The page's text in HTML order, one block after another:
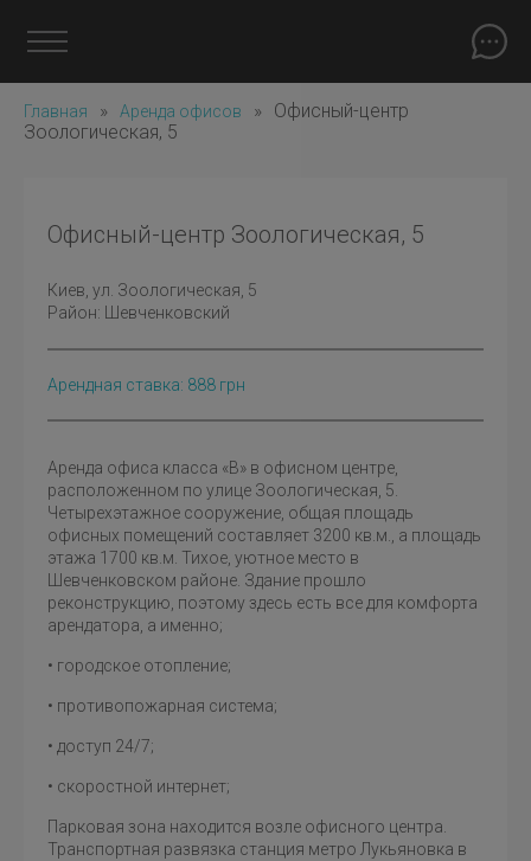
Главная » Аренда офисов »
Офисный-центр
Зоологическая, 5
Офисный-центр Зоологическая, 5
Киев , ул. Зоологическая, 5
Район:
Шевченковский
Арендная ставка: 888 грн
Аренда офиса класса «В» в офисном центре,
расположенном по улице Зоологическая, 5.
Четырехэтажное сооружение, общая площадь
офисных помещений составляет 3200 кв.м., а площадь
этажа 1700 кв.м. Тихое, уютное место в
Шевченковском районе. Здание прошло
реконструкцию, поэтому здесь есть все для комфорта
арендатора, а именно;
• городское отопление;
• противопожарная система;
• доступ 24/7;
• скоростной интернет;
Парковая зона находится возле офисного центра.
Транспортная развязка станция метро Лукьяновка в